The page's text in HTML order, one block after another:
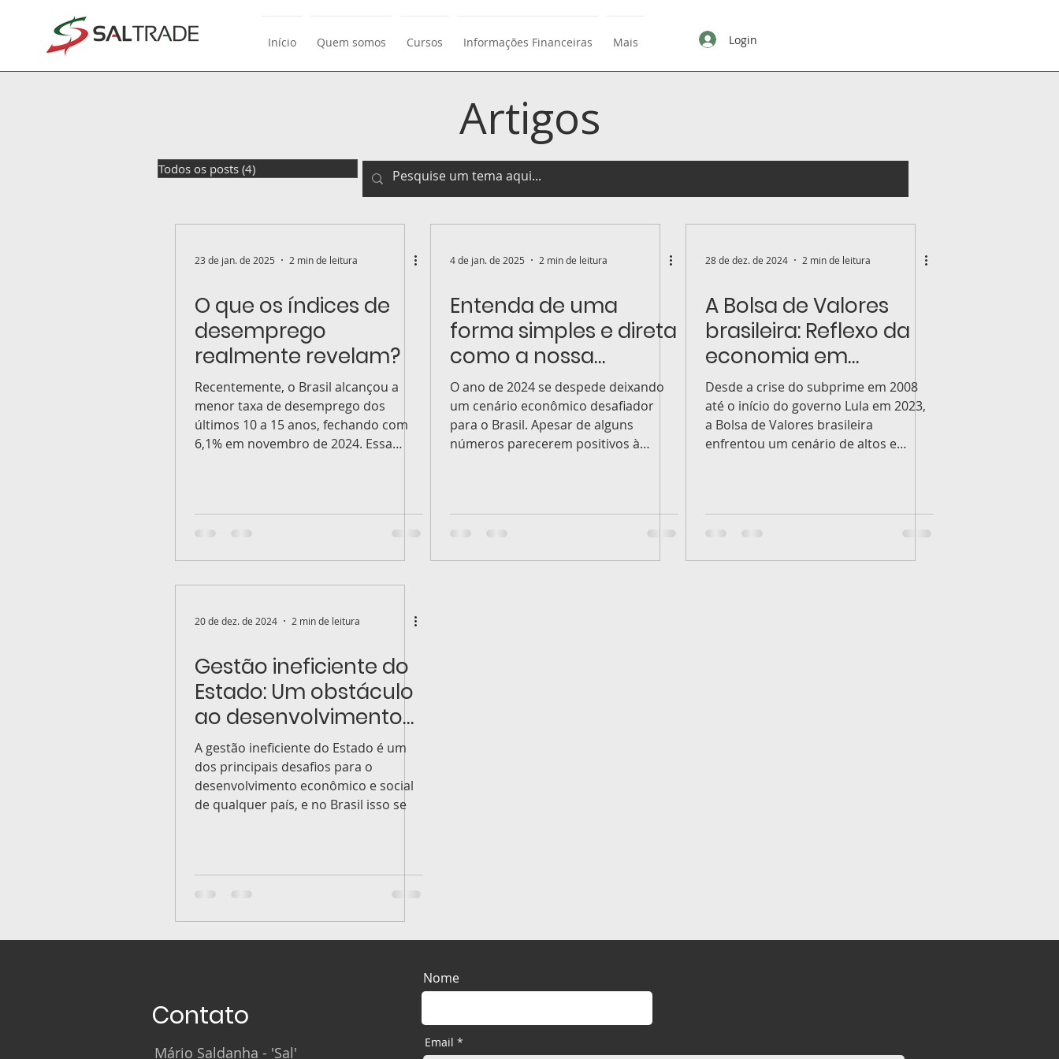
Início Quem somos Cursos Informações Financeiras Mais Login
Artigos
Todos os posts (4)
23 de jan. de 2025 2 min de leitura
O que os índices de
desemprego
realmente revelam?
Recentemente, o Brasil alcançou a
menor taxa de desemprego dos
últimos 10 a 15 anos, fechando com
6,1% em novembro de 2024. Essa
4 de jan. de 2025 2 min de leitura
Entenda de uma
forma simples e direta
como a nossa
economia inicia 2025
O ano de 2024 se despede deixando
um cenário econômico desafiador
para o Brasil. Apesar de alguns
números parecerem positivos à
28 de dez. de 2024 2 min de leitura
A Bolsa de Valores
brasileira: Reflexo da
economia em
transformação
Desde a crise do subprime em 2008
até o início do governo Lula em 2023,
a Bolsa de Valores brasileira
enfrentou um cenário de altos e
20 de dez. de 2024 2 min de leitura
Gestão ineficiente do
Estado: Um obstáculo
ao desenvolvimento
do Brasil
A gestão ineficiente do Estado é um
dos principais desafios para o
desenvolvimento econômico e social
de qualquer país, e no Brasil isso se
Contato
Mário Saldanha - 'Sal'
Nome
Email